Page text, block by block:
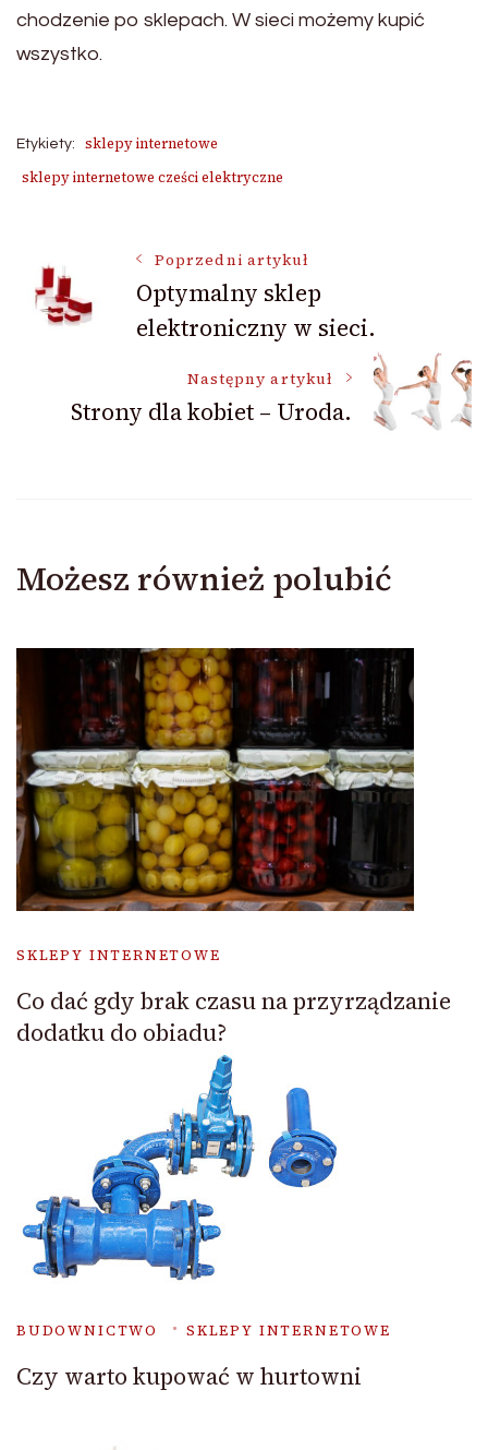
chodzenie po sklepach. W sieci możemy kupić
wszystko.
Etykiety:
sklepy internetowe
sklepy internetowe cześci elektryczne
Nawigacja
wpisu
Poprzedni artykuł
Optymalny sklep
elektroniczny w sieci.
Następny artykuł
Strony dla kobiet – Uroda.
Możesz również polubić
SKLEPY INTERNETOWE
Co dać gdy brak czasu na przyrządzanie
dodatku do obiadu?
BUDOWNICTWO SKLEPY INTERNETOWE
Czy warto kupować w hurtowni